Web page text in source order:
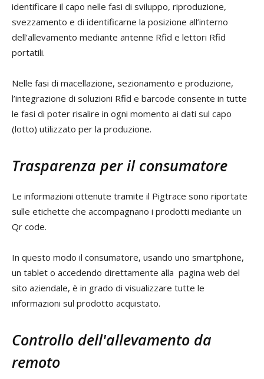
identificare il capo nelle fasi di sviluppo, riproduzione,
svezzamento e di identificarne la posizione all’interno
dell’allevamento mediante antenne Rfid e lettori Rfid
portatili.
Nelle fasi di macellazione, sezionamento e produzione,
l’integrazione di soluzioni Rfid e barcode consente in tutte
le fasi di poter risalire in ogni momento ai dati sul capo
(lotto) utilizzato per la produzione.
Trasparenza per il consumatore
Le informazioni ottenute tramite il Pigtrace sono riportate
sulle etichette che accompagnano i prodotti mediante un
Qr code.
In questo modo il consumatore, usando uno smartphone,
un tablet o accedendo direttamente alla pagina web del
sito aziendale, è in grado di visualizzare tutte le
informazioni sul prodotto acquistato.
Controllo dell'allevamento da
remoto